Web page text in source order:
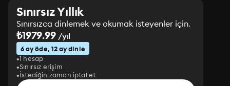
Sınırsız Yıllık
Sınırsızca dinlemek ve okumak isteyenler için.
₺1979.99/yıl
6 ay öde, 12 ay dinle
1 hesap
Sınırsız erişim
İstediğin zaman iptal et